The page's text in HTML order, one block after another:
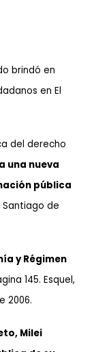
brindó en
en El
del derecho
una nueva
pública
Santiago de
y Régimen
145. Esquel,
2006.
Milei